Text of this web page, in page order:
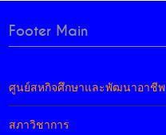
Footer Main
ศูนย์สหกิจศึกษาและพัฒนาอาชีพ
สภาวิชาการ